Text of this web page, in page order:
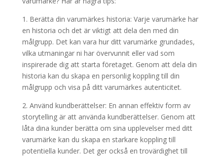
1. Berätta din varumärkes historia: Varje varumärke har
en historia och det är viktigt att dela den med din
målgrupp. Det kan vara hur ditt varumärke grundades,
vilka utmaningar ni har övervunnit eller vad som
inspirerade dig att starta företaget. Genom att dela din
historia kan du skapa en personlig koppling till din
målgrupp och visa på ditt varumärkes autenticitet.
2. Använd kundberättelser: En annan effektiv form av
storytelling är att använda kundberättelser. Genom att
låta dina kunder berätta om sina upplevelser med ditt
varumärke kan du skapa en starkare koppling till
potentiella kunder. Det ger också en trovärdighet till